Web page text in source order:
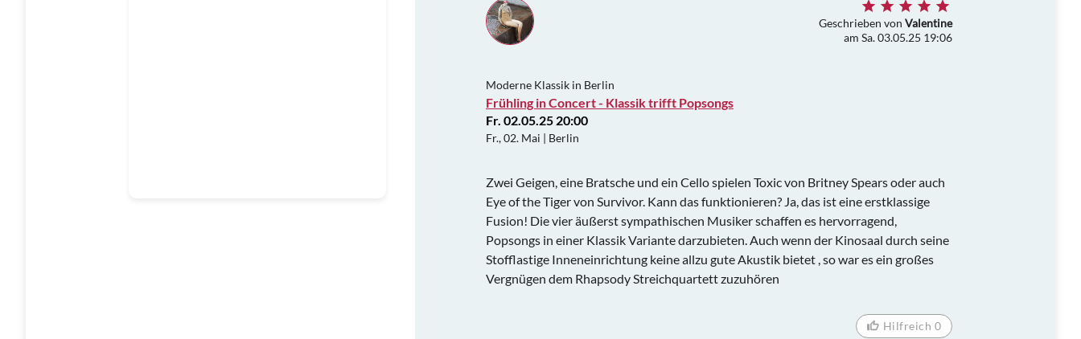
Geschrieben von Valentine
am Sa. 03.05.25 19:06
Moderne Klassik in Berlin
Frühling in Concert - Klassik trifft Popsongs
Fr. 02.05.25 20:00
Fr., 02. Mai | Berlin
Zwei Geigen, eine Bratsche und ein Cello spielen Toxic von Britney Spears oder auch
Eye of the Tiger von Survivor. Kann das funktionieren? Ja, das ist eine erstklassige
Fusion! Die vier äußerst sympathischen Musiker schaffen es hervorragend,
Popsongs in einer Klassik Variante darzubieten. Auch wenn der Kinosaal durch seine
Stofflastige Inneneinrichtung keine allzu gute Akustik bietet , so war es ein großes
Vergnügen dem Rhapsody Streichquartett zuzuhören
Hilfreich 0